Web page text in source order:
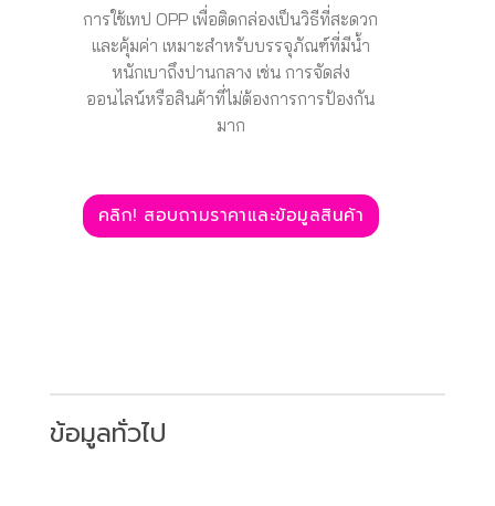
การใช้เทป OPP เพื่อติดกล่องเป็นวิธีที่สะดวก
และคุ้มค่า เหมาะสำหรับบรรจุภัณฑ์ที่มีน้ำ
หนักเบาถึงปานกลาง เช่น การจัดส่ง
ออนไลน์หรือสินค้าที่ไม่ต้องการการป้องกัน
มาก
คลิก! สอบถามราคาและข้อมูลสินค้า
ข้อมูลทั่วไป